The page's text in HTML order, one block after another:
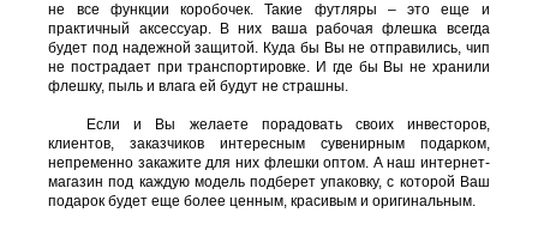
не все функции коробочек. Такие футляры – это еще и
практичный аксессуар. В них ваша рабочая флешка всегда
будет под надежной защитой. Куда бы Вы не отправились, чип
не пострадает при транспортировке. И где бы Вы не хранили
флешку, пыль и влага ей будут не страшны.
Если и Вы желаете порадовать своих инвесторов,
клиентов, заказчиков интересным сувенирным подарком,
непременно закажите для них флешки оптом. А наш интернет-
магазин под каждую модель подберет упаковку, с которой Ваш
подарок будет еще более ценным, красивым и оригинальным.